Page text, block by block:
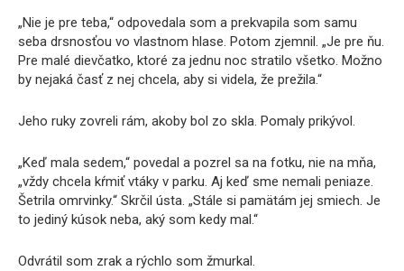
„Nie je pre teba,“ odpovedala som a prekvapila som samu
seba drsnosťou vo vlastnom hlase. Potom zjemnil. „Je pre ňu.
Pre malé dievčatko, ktoré za jednu noc stratilo všetko. Možno
by nejaká časť z nej chcela, aby si videla, že prežila.“
Jeho ruky zovreli rám, akoby bol zo skla. Pomaly prikývol.
„Keď mala sedem,“ povedal a pozrel sa na fotku, nie na mňa,
„vždy chcela kŕmiť vtáky v parku. Aj keď sme nemali peniaze.
Šetrila omrvinky.“ Skrčil ústa. „Stále si pamätám jej smiech. Je
to jediný kúsok neba, aký som kedy mal.“
Odvrátil som zrak a rýchlo som žmurkal.